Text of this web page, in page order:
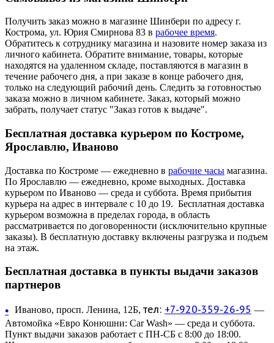
Получить заказ можно в магазине Шинбери по адресу г.
Кострома, ул. Юрия Смирнова 83 в рабочее время.
Обратитесь к сотруднику магазина и назовите номер заказа из
личного кабинета. Обратите внимание, товары, которые
находятся на удаленном складе, поставляются в магазин в
течение рабочего дня, а при заказе в конце рабочего дня,
только на следующий рабочий день. Следить за готовностью
заказа можно в личном кабинете. Заказ, который можно
забрать, получает статус "Заказ готов к выдаче".
Бесплатная доставка курьером по Костроме,
Ярославлю, Иваново
Доставка по Костроме — ежедневно в рабочие часы магазина.
По Ярославлю — ежедневно, кроме выходных. Доставка
курьером по Иваново — среда и суббота. Время прибытия
курьера на адрес в интервале с 10 до 19. Бесплатная доставка
курьером возможна в пределах города, в область
рассматривается по договоренности (исключительно крупные
заказы). В бесплатную доставку включены разгрузка и подъем
на этаж.
Бесплатная доставка в пункты выдачи заказов
партнеров
• Иваново, просп. Ленина, 12Б, тел: +7-920-359-26-95 —
Автомойка «Евро Конюшни: Car Wash» — среда и суббота.
Пункт выдачи заказов работает с ПН-СБ с 8:00 до 18:00.